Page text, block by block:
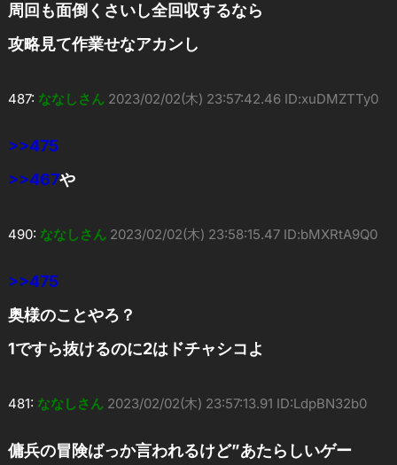
周回も面倒くさいし全回収するなら
攻略見て作業せなアカンし
487: ななしさん 2023/02/02(木) 23:57:42.46 ID:xuDMZTTy0
>>475
>>467や
490: ななしさん 2023/02/02(木) 23:58:15.47 ID:bMXRtA9Q0
>>475
奥様のことやろ？
1ですら抜けるのに2はドチャシコよ
481: ななしさん 2023/02/02(木) 23:57:13.91 ID:LdpBN32b0
傭兵の冒険ばっか言われるけど”あたらしいゲー